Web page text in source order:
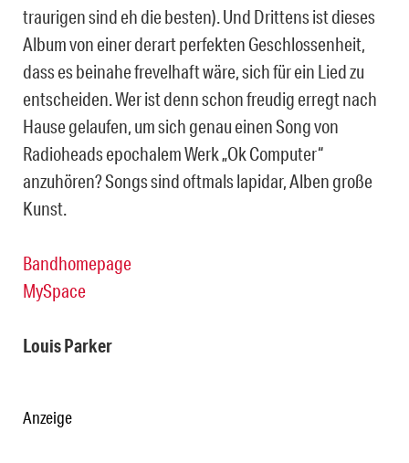
traurigen sind eh die besten). Und Drittens ist dieses
Album von einer derart perfekten Geschlossenheit,
dass es beinahe frevelhaft wäre, sich für ein Lied zu
entscheiden. Wer ist denn schon freudig erregt nach
Hause gelaufen, um sich genau einen Song von
Radioheads epochalem Werk „Ok Computer“
anzuhören? Songs sind oftmals lapidar, Alben große
Kunst.
Bandhomepage
MySpace
Louis Parker
Anzeige